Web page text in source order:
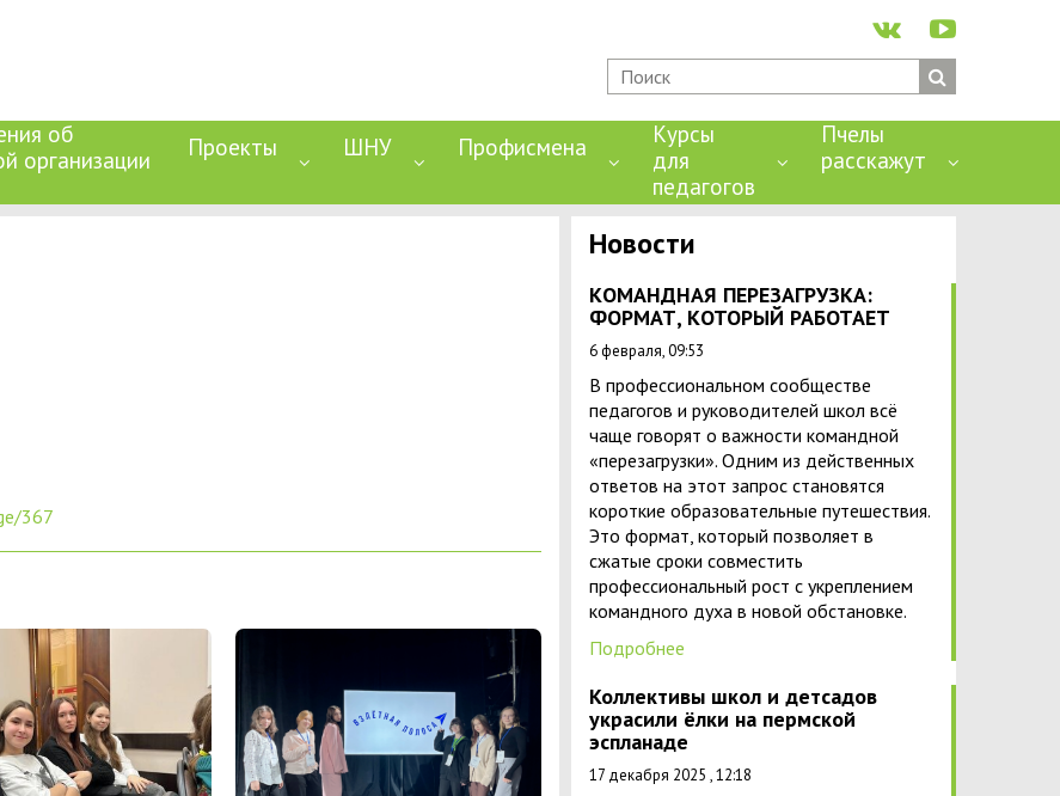
об
организации
Проекты ШНУ Профисмена
Курсы
для
педагогов
Пчелы
расскажут
367
Новости
КОМАНДНАЯ ПЕРЕЗАГРУЗКА:
ФОРМАТ, КОТОРЫЙ РАБОТАЕТ
6 февраля, 09:53
В профессиональном сообществе
педагогов и руководителей школ всё
чаще говорят о важности командной
«перезагрузки». Одним из действенных
ответов на этот запрос становятся
короткие образовательные путешествия.
Это формат, который позволяет в
сжатые сроки совместить
профессиональный рост с укреплением
командного духа в новой обстановке.
Подробнее
Коллективы школ и детсадов
украсили ёлки на пермской
эспланаде
17 декабря 2025 , 12:18